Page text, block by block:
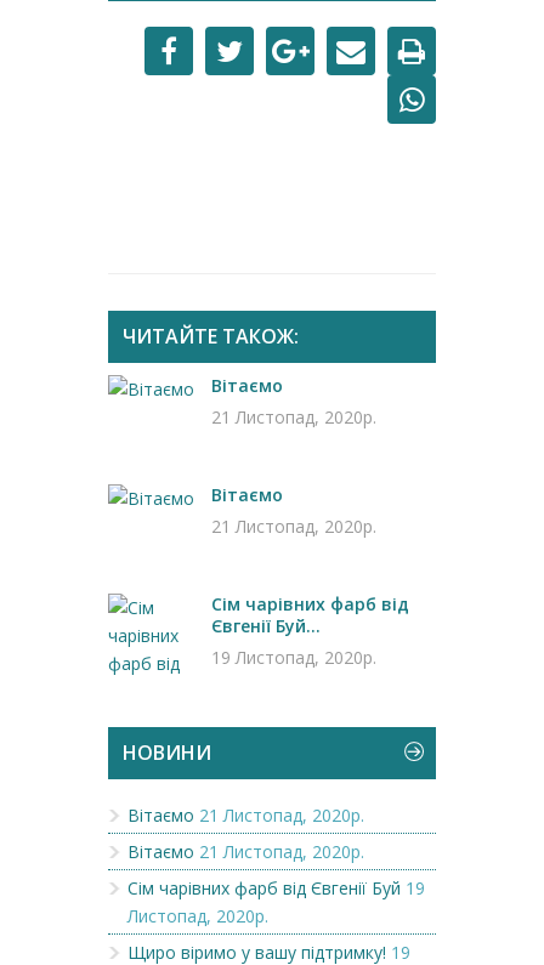
ЧИТАЙТЕ ТАКОЖ:
Вітаємо
21 Листопад, 2020р.
Вітаємо
21 Листопад, 2020р.
Сім чарівних фарб від
Євгенії Буй...
19 Листопад, 2020р.
НОВИНИ
Вітаємо 21 Листопад, 2020р.
Вітаємо 21 Листопад, 2020р.
Сім чарівних фарб від Євгенії Буй 19
Листопад, 2020р.
Щиро віримо у вашу підтримку! 19